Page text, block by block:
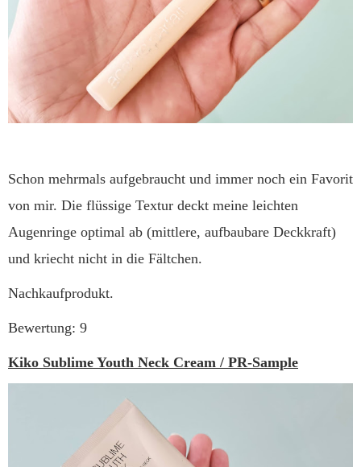
Schon mehrmals aufgebraucht und immer noch ein Favorit
von mir. Die flüssige Textur deckt meine leichten
Augenringe optimal ab (mittlere, aufbaubare Deckkraft)
und kriecht nicht in die Fältchen.
Nachkaufprodukt.
Bewertung: 9
Kiko Sublime Youth Neck Cream / PR-Sample